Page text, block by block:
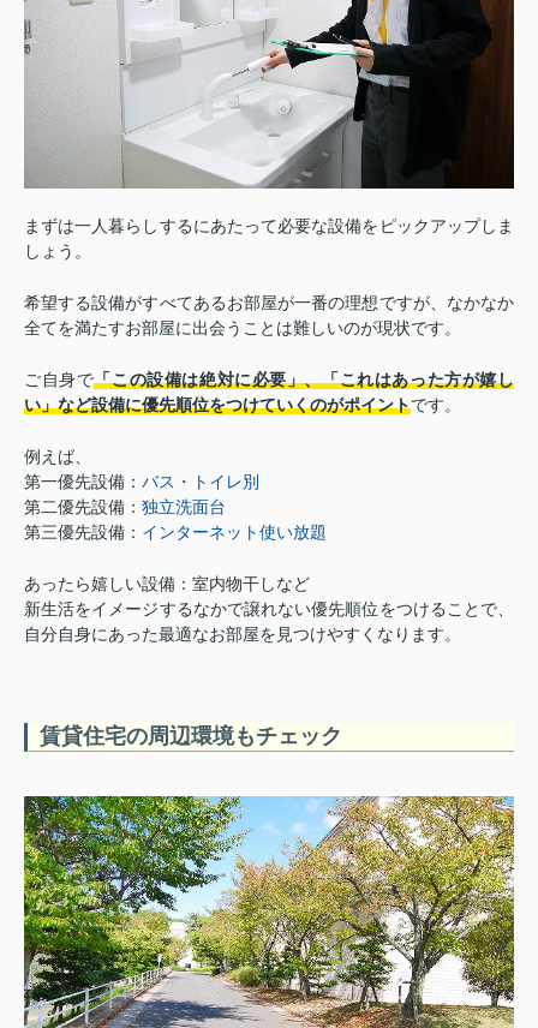
まずは一人暮らしするにあたって必要な設備をピックアップしま
しょう。
希望する設備がすべてあるお部屋が一番の理想ですが、なかなか
全てを満たすお部屋に出会うことは難しいのが現状です。
ご自身で「この設備は絶対に必要」、「これはあった方が嬉し
い」など設備に優先順位をつけていくのがポイントです。
例えば、
第一優先設備： バス・トイレ別
第二優先設備： 独立洗面台
第三優先設備： インターネット使い放題
あったら嬉しい設備：室内物干しなど
新生活をイメージするなかで譲れない優先順位をつけることで、
自分自身にあった最適なお部屋を見つけやすくなります。
賃貸住宅の周辺環境もチェック